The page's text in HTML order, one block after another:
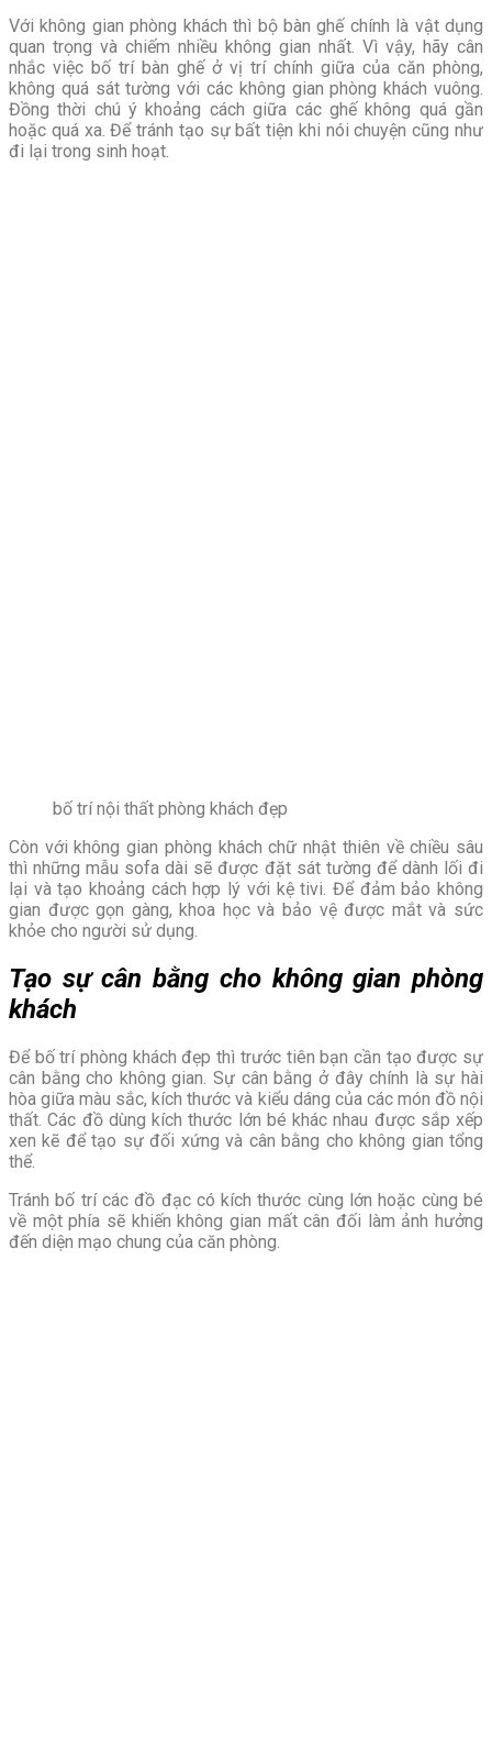
Với không gian phòng khách thì bộ bàn ghế chính là vật dụng
quan trọng và chiếm nhiều không gian nhất. Vì vậy, hãy cân
nhắc việc bố trí bàn ghế ở vị trí chính giữa của căn phòng,
không quá sát tường với các không gian phòng khách vuông.
Đồng thời chú ý khoảng cách giữa các ghế không quá gần
hoặc quá xa. Để tránh tạo sự bất tiện khi nói chuyện cũng như
đi lại trong sinh hoạt.
bố trí nội thất phòng khách đẹp
Còn với không gian phòng khách chữ nhật thiên về chiều sâu
thì những mẫu sofa dài sẽ được đặt sát tường để dành lối đi
lại và tạo khoảng cách hợp lý với kệ tivi. Để đảm bảo không
gian được gọn gàng, khoa học và bảo vệ được mắt và sức
khỏe cho người sử dụng.
Tạo sự cân bằng cho không gian phòng
khách
Để bố trí phòng khách đẹp thì trước tiên bạn cần tạo được sự
cân bằng cho không gian. Sự cân bằng ở đây chính là sự hài
hòa giữa màu sắc, kích thước và kiểu dáng của các món đồ nội
thất. Các đồ dùng kích thước lớn bé khác nhau được sắp xếp
xen kẽ để tạo sự đối xứng và cân bằng cho không gian tổng
thể.
Tránh bố trí các đồ đạc có kích thước cùng lớn hoặc cùng bé
về một phía sẽ khiến không gian mất cân đối làm ảnh hưởng
đến diện mạo chung của căn phòng.